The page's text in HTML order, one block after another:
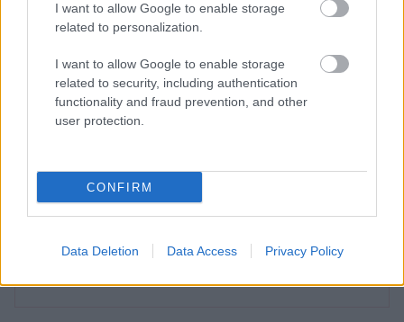
I want to allow Google to enable storage
related to personalization.
I want to allow Google to enable storage
related to security, including authentication
functionality and fraud prevention, and other
user protection.
CONFIRM
Data Deletion Data Access Privacy Policy
A Skorpió Telihold a szerelmi
életedet veszi célba: erre számíthatsz